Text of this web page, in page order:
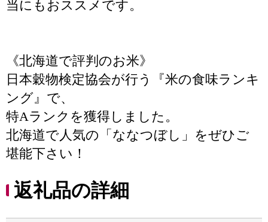
当にもおススメです。
《北海道で評判のお米》
日本穀物検定協会が行う『米の食味ランキ
ング』で、
特Aランクを獲得しました。
北海道で人気の「ななつぼし」をぜひご
堪能下さい！
返礼品の詳細